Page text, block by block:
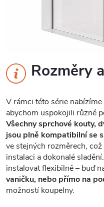
Rozměry
V rámci této série
abychom uspokojili různé
Všechny sprchové kouty,
jsou plně kompatibilní se
ve stejných rozměrech,
instalaci a dokonalé
instalovat flexibilně – buď
vaničku, nebo přímo na
možností koupelny.